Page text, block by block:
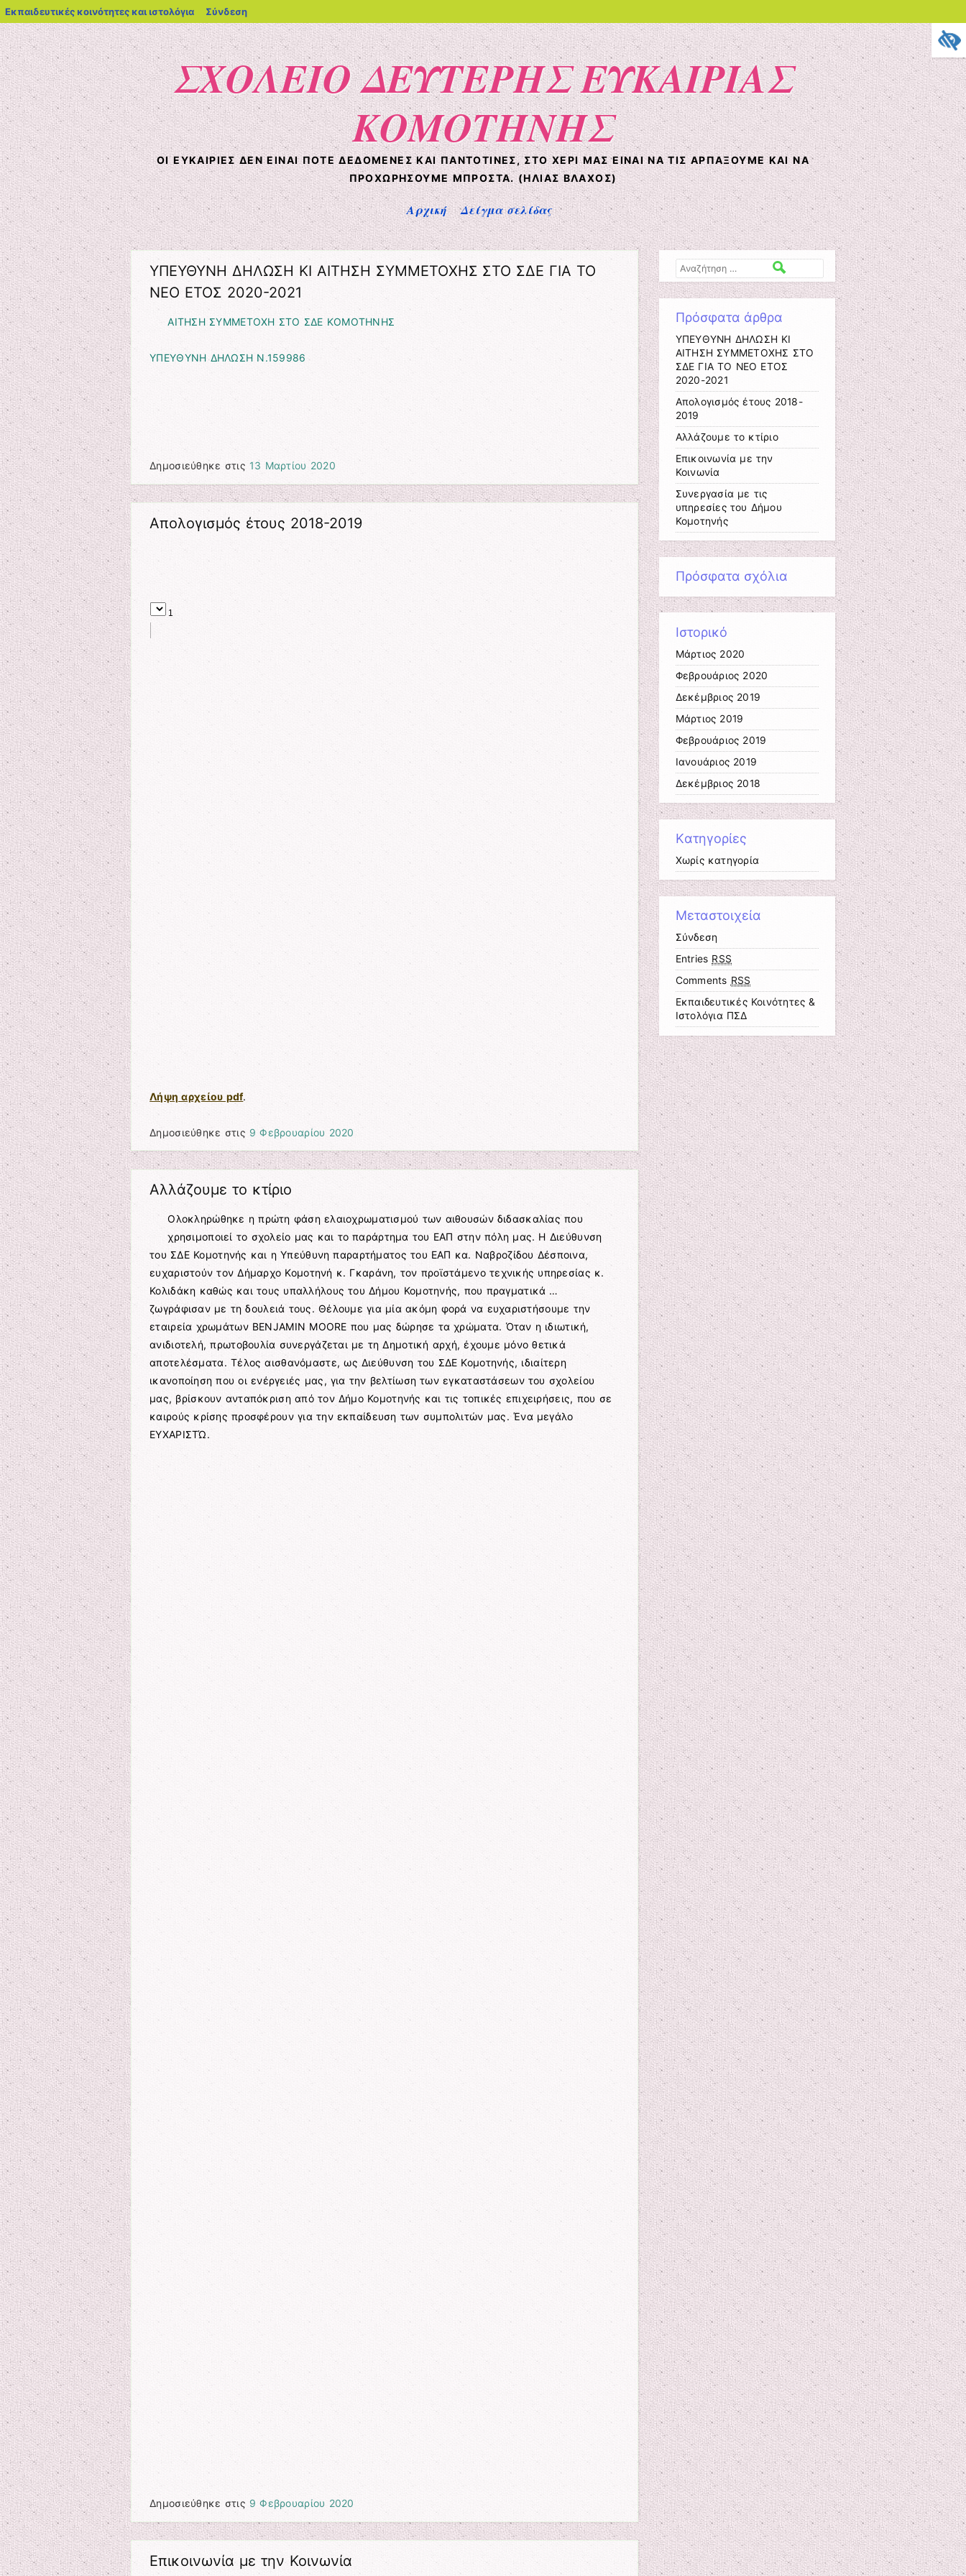
Εκπαιδευτικές κοινότητες και ιστολόγια blogs.sch.gr
Σύνδεση
ΣΧΟΛΕΙΟ ΔΕΥΤΕΡΗΣ ΕΥΚΑΙΡΙΑΣ
ΚΟΜΟΤΗΝΗΣ
ΟΙ ΕΥΚΑΙΡΊΕΣ ΔΕΝ ΕΊΝΑΙ ΠΟΤΈ ΔΕΔΟΜΈΝΕΣ ΚΑΙ ΠΑΝΤΟΤΙΝΈΣ, ΣΤΟ ΧΈΡΙ ΜΑΣ ΕΊΝΑΙ ΝΑ ΤΙΣ ΑΡΠΆΞΟΥΜΕ ΚΑΙ ΝΑ
ΠΡΟΧΩΡΉΣΟΥΜΕ ΜΠΡΟΣΤΆ. (HΛΊΑΣ ΒΛΆΧΟΣ)
Μενού
Μετάβαση στο περιεχόμενο Αρχική Δείγμα σελίδας
ΥΠΕΥΘΥΝΗ ΔΗΛΩΣΗ ΚΙ ΑΙΤΗΣΗ ΣΥΜΜΕΤΟΧΗΣ ΣΤΟ ΣΔΕ ΓΙΑ ΤΟ
ΝΕΟ ΕΤΟΣ 2020-2021
ΑΙΤΗΣΗ ΣΥΜΜΕΤΟΧΗ ΣΤΟ ΣΔΕ ΚΟΜΟΤΗΝΗΣ
ΥΠΕΥΘΥΝΗ ΔΗΛΩΣΗ Ν.159986
Δημοσιεύθηκε στις 13 Μαρτίου 2020
Απολογισμός έτους 2018-2019
Λήψη αρχείου pdf.
Δημοσιεύθηκε στις 9 Φεβρουαρίου 2020
Αλλάζουμε το κτίριο
Ολοκληρώθηκε η πρώτη φάση ελαιοχρωματισμού των αιθουσών διδασκαλίας που
χρησιμοποιεί το σχολείο μας και το παράρτημα του ΕΑΠ στην πόλη μας. Η Διεύθυνση
του ΣΔΕ Κομοτηνής και η Υπεύθυνη παραρτήματος του ΕΑΠ κα. Ναβροζίδου Δέσποινα,
ευχαριστούν τον Δήμαρχο Κομοτηνή κ. Γκαράνη, τον προϊστάμενο τεχνικής υπηρεσίας κ.
Κολιδάκη καθώς και τους υπαλλήλους του Δήμου Κομοτηνής, που πραγματικά …
ζωγράφισαν με τη δουλειά τους. Θέλουμε για μία ακόμη φορά να ευχαριστήσουμε την
εταιρεία χρωμάτων BENJAMIN MOORE που μας δώρησε τα χρώματα. Όταν η ιδιωτική,
ανιδιοτελή, πρωτοβουλία συνεργάζεται με τη Δημοτική αρχή, έχουμε μόνο θετικά
αποτελέσματα. Τέλος αισθανόμαστε, ως Διεύθυνση του ΣΔΕ Κομοτηνής, ιδιαίτερη
ικανοποίηση που οι ενέργειές μας, για την βελτίωση των εγκαταστάσεων του σχολείου
μας, βρίσκουν ανταπόκριση από τον Δήμο Κομοτηνής και τις τοπικές επιχειρήσεις, που σε
καιρούς κρίσης προσφέρουν για την εκπαίδευση των συμπολιτών μας. Ένα μεγάλο
ΕΥΧΑΡΙΣΤΏ.
Δημοσιεύθηκε στις 9 Φεβρουαρίου 2020
Επικοινωνία με την Κοινωνία
Αναζήτηση
Πρόσφατα άρθρα
ΥΠΕΥΘΥΝΗ ΔΗΛΩΣΗ ΚΙ
ΑΙΤΗΣΗ ΣΥΜΜΕΤΟΧΗΣ ΣΤΟ
ΣΔΕ ΓΙΑ ΤΟ ΝΕΟ ΕΤΟΣ
2020-2021
Απολογισμός έτους 2018-
2019
Αλλάζουμε το κτίριο
Επικοινωνία με την
Κοινωνία
Συνεργασία με τις
υπηρεσίες του Δήμου
Κομοτηνής
Πρόσφατα σχόλια
Ιστορικό
Μάρτιος 2020
Φεβρουάριος 2020
Δεκέμβριος 2019
Μάρτιος 2019
Φεβρουάριος 2019
Ιανουάριος 2019
Δεκέμβριος 2018
Kατηγορίες
Χωρίς κατηγορία
Μεταστοιχεία
Σύνδεση
Entries RSS
Comments RSS
Εκπαιδευτικές Κοινότητες &
Ιστολόγια ΠΣΔ